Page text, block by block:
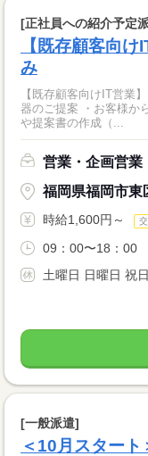
[正社員への紹介予定
【既存顧客向
み
【既存顧客向けIT営業】 ・既存顧客を訪問し、IT関連サービスや機
器のご提案 ・お客様か
や提案書の作成（...
営業・企画営業
福岡県福岡市東
時給1,600円～
09：00〜18：00
土曜日 日曜日 祝日
[一般派遣]
＜10月スター